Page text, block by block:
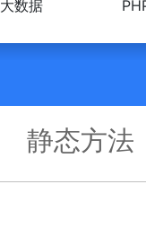
大数据
静态方法